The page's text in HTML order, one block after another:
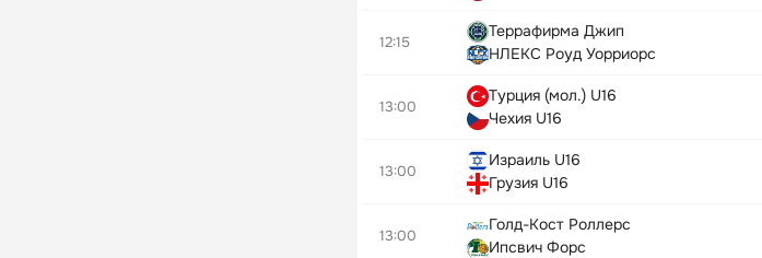
12:15
Террафирма Джип
НЛЕКС Роуд Уорриорс
13:00
Турция (мол.) U16
Чехия U16
13:00
Израиль U16
Грузия U16
13:00
Голд-Кост Роллерс
Ипсвич Форс